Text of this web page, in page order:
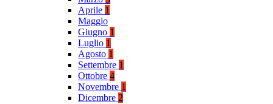
Aprile 1
Maggio
Giugno 1
Luglio 1
Agosto 1
Settembre 1
Ottobre 4
Novembre 1
Dicembre 2